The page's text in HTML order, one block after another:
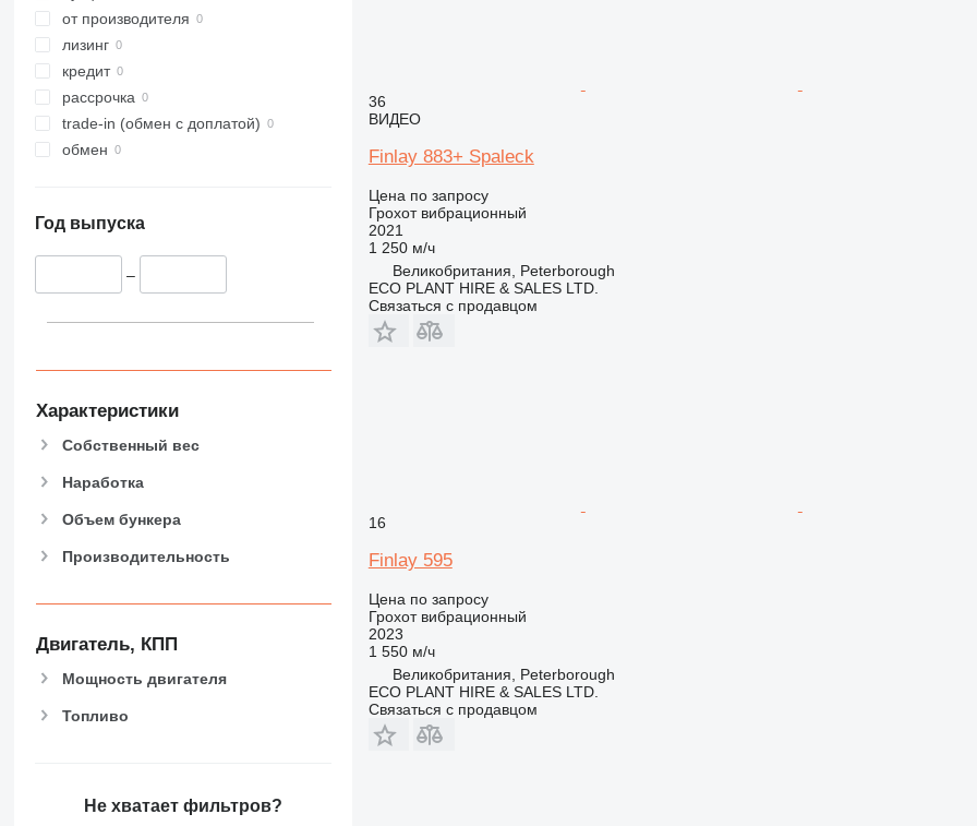
от производителя
лизинг
кредит
рассрочка
trade-in (обмен с доплатой)
обмен
Год выпуска
–
Характеристики
Собственный вес
Наработка
Объем бункера
Производительность
Двигатель, КПП
Мощность двигателя
Топливо
Не хватает фильтров?
36
ВИДЕО
Finlay 883+ Spaleck
Цена по запросу
Грохот вибрационный
2021
1 250 м/ч
Великобритания, Peterborough
ECO PLANT HIRE & SALES LTD.
Связаться с продавцом
16
Finlay 595
Цена по запросу
Грохот вибрационный
2023
1 550 м/ч
Великобритания, Peterborough
ECO PLANT HIRE & SALES LTD.
Связаться с продавцом